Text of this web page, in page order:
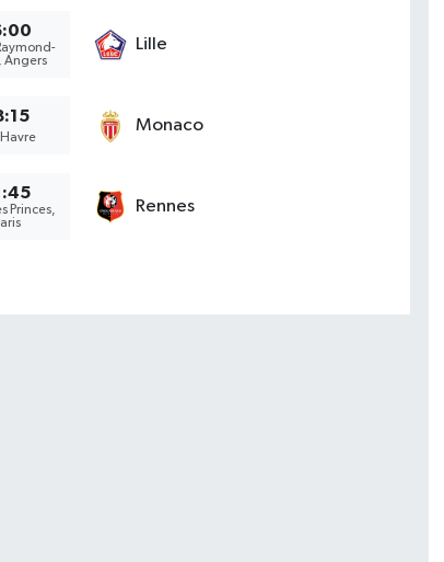
Angers
Lille
Havre
Monaco
Princes,
Rennes